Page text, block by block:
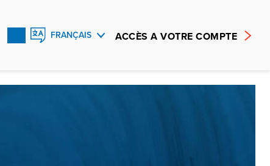
FRANÇAIS
ESPAÑOL
ACCÈS A VOTRE COMPTE